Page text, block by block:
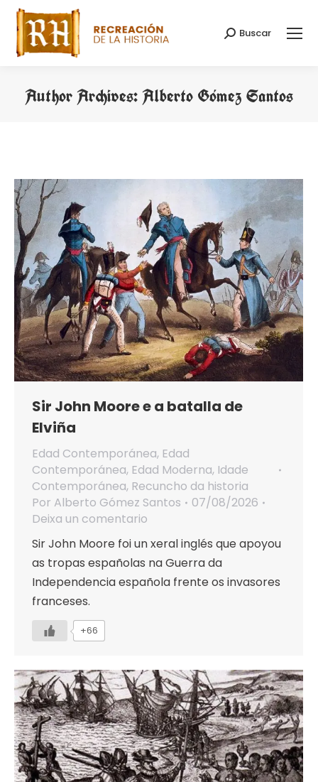
Search:
Buscar
Author Archives:Alberto Gómez Santos
Sir John Moore e a batalla de
Elviña
Edad Contemporánea, Edad
Contemporánea, Edad Moderna, Idade
Contemporánea, Recuncho da historia
Por Alberto Gómez Santos
07/08/2026
Deixa un comentario
Sir John Moore foi un xeral inglés que apoyou
as tropas españolas na Guerra da
Independencia española frente os invasores
franceses.
+66